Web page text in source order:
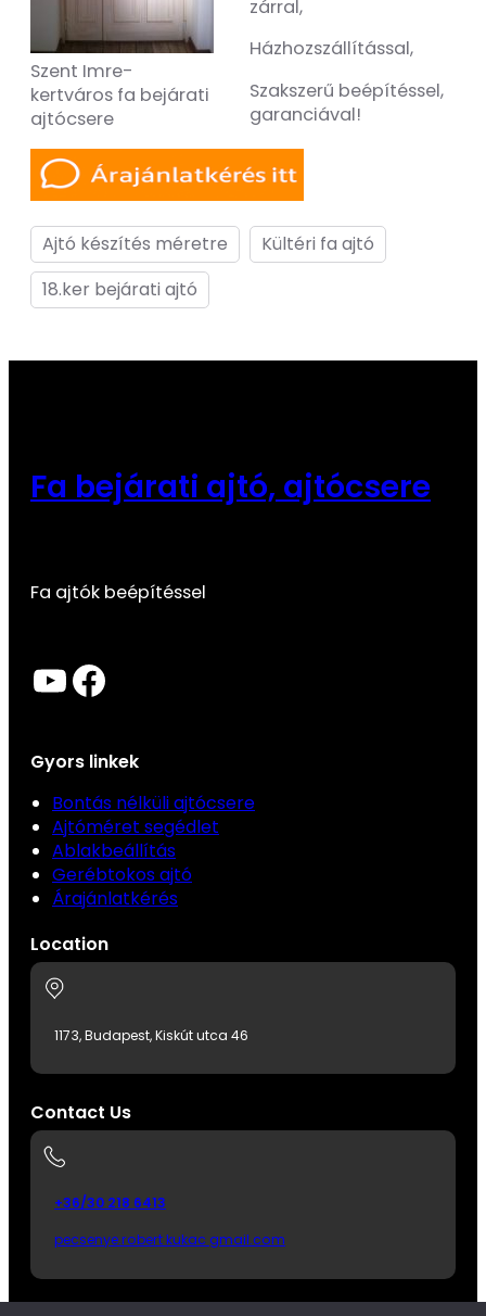
Szent Imre-
kertváros fa bejárati
ajtócsere
zárral,
Házhozszállítással,
Szakszerű beépítéssel,
garanciával!
Ajtó készítés méretre
Kültéri fa ajtó
18.ker bejárati ajtó
Fa bejárati ajtó, ajtócsere
Fa ajtók beépítéssel
YouTube Facebook
Gyors linkek
Bontás nélküli ajtócsere
Ajtóméret segédlet
Ablakbeállítás
Gerébtokos ajtó
Árajánlatkérés
Location
1173, Budapest, Kiskút utca 46
Contact Us
+36/30 218 6413
pecsenye.robert kukac gmail.com